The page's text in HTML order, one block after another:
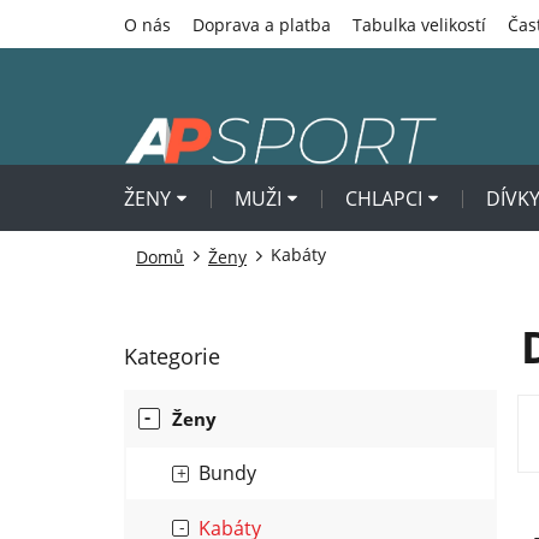
O nás Doprava a platba Tabulka velikostí
ŽENY MUŽI CHLAPCI DÍVKY
Domů Ženy Kabáty
o
Přeskočit
Kategorie
Ženy
Bundy
Kabáty